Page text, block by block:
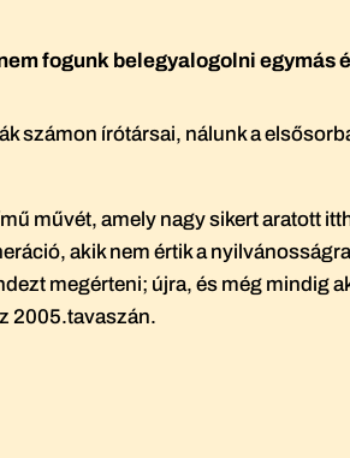
fogunk belegyalogolni egymás
számon írótársai, nálunk a
művét, amely nagy sikert aratott
akik nem értik a
megérteni; újra, és még mindig
2005.tavaszán.